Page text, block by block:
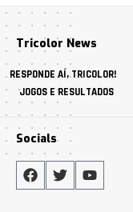
Tricolor News
RESPONDE AÍ, TRICOLOR!
JOGOS E RESULTADOS
Socials